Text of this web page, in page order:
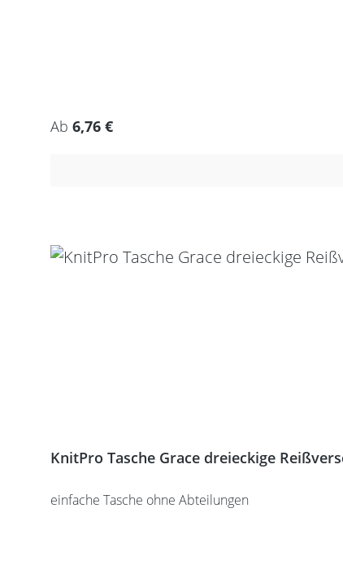
Regulärer Preis:
Ab 6,76 €
KnitPro Tasche Grace dreieckige
einfache Tasche ohne Abteilungen